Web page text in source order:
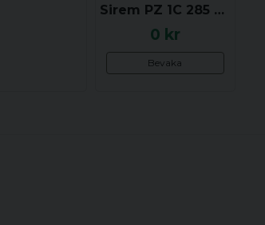
Sirem PZ 1C 285 N4B - UTGÅTT
0 kr
Bevaka